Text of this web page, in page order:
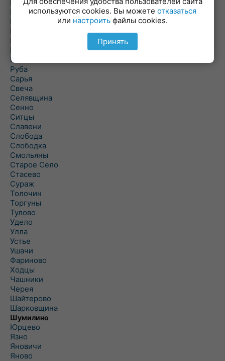
Повятье
Погоща
Подсвилье
Полоцк
Поставы
Прозороки
Россоны
Руба
Сарья
Свеча
Селявщина
Сенно
Ситцы
Славени
Слобода
Слободка
Смольяны
Старое Село
Стасево
Сураж
Толочин
Торгуны
Тулово
Удело
Улла
Устье
Ушачи
Фариново
Ходцы
Чашники
Черея
Шайтерово
Шарковщина
Шумилино
Юрцево
Язно
Яновичи
Яново
используются cookies. Вы можете отказаться
или настроить файлы cookies.
Принять